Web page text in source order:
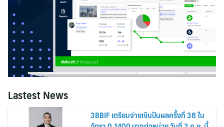
Lastest News
3BBIF เตรียมจ่ายเงินปันผลครั้งที่ 38 ใน